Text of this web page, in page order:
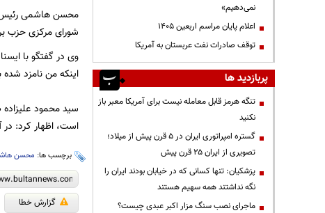
محسن هاشمی رئیس
شورای مرکزی حزب
وی در گفتگو با
اینکه من نامزد
سید محمود
است، اظهار کرد: در آن
برچسب ها: محسن
گزارش خطا
نمی‌دهیم»
اعلام پایان مراسم اربعین ۱۴۰۵
توقف صادرات نفت عربستان به آمریکا
پربازدید ها
تنگه هرمز قابل معامله نیست برای آمریکا معبر باز
نکنید
گستره امپراتوری ایران در ۵ قرن پیش از میلاد؛
تصویری از ایران ۲۵ قرن پیش
پزشکیان: تنها کسانی که در خیابان بودند ایران را
نگه نداشتند همه سهیم هستند
ماجرای نصب سنگ مزار اکبر عبدی چیست؟